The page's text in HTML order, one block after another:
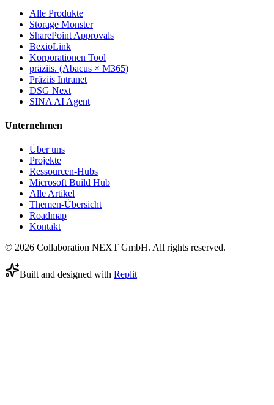
Alle Produkte
Storage Monster
SharePoint Approvals
BexioLink
Korporationen Tool
präziis. (Abacus × M365)
Präziis Intranet
DSG Next
SINA AI Agent
Unternehmen
Über uns
Projekte
Ressourcen-Hubs
Microsoft Build Hub
Alle Artikel
Themen-Übersicht
Roadmap
Kontakt
© 2026 Collaboration NEXT GmbH. All rights reserved.
Built and designed with Replit